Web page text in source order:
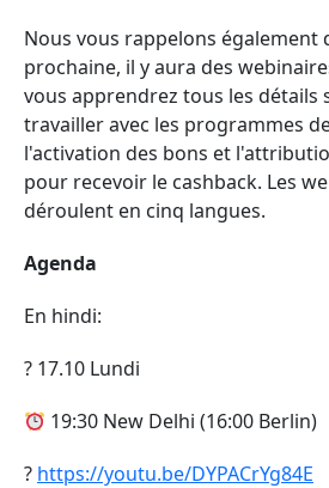
Nous vous rappelons également
prochaine, il y aura des
vous apprendrez tous les détails
travailler avec les programmes
l'activation des bons et
pour recevoir le cashback. Les
déroulent en cinq langues.
Agenda
En hindi:
? 17.10 Lundi
19:30 New Delhi (16:00 Berlin)
? https://youtu.be/DYPACrYg84E